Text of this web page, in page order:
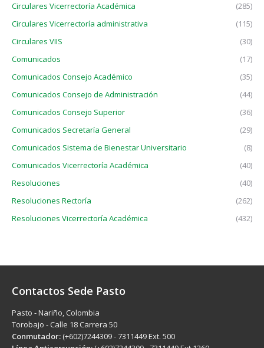
Circulares Vicerrectoría Académica
(285)
Circulares Vicerrectoría administrativa
(115)
Circulares VIIS
(30)
Comunicados
(17)
Comunicados Consejo Académico
(35)
Comunicados Consejo de Administración
(44)
Comunicados Consejo Superior
(36)
Comunicados Secretaría General
(29)
Comunicados Sistema de Bienestar Universitario
(8)
Comunicados Vicerrectoría Académica
(40)
Resoluciones
(40)
Resoluciones Rectoría
(262)
Resoluciones Vicerrectoría Académica
(432)
Contactos Sede Pasto
Pasto - Nariño, Colombia
Torobajo - Calle 18 Carrera 50
Conmutador: (+602)7244309 - 7311449 Ext. 500